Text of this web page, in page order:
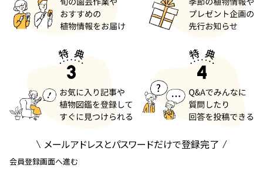
メールアドレスとパスワードだけで登録完了
会員登録画面へ進む